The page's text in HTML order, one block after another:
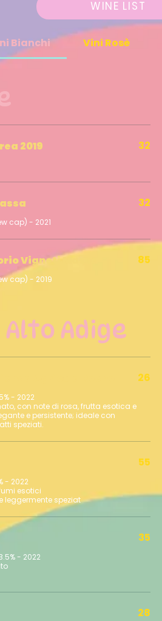
Bianchi Vini Rosè
2019 32
cap) - 2021
32
Vigneti Massa
cap) - 2019
85
Adige
con note di rosa, frutta esotica e
e persistente; ideale con
26
- 2022
esotici
leggermente speziat
55
- 2022
35
28
WINE LIST